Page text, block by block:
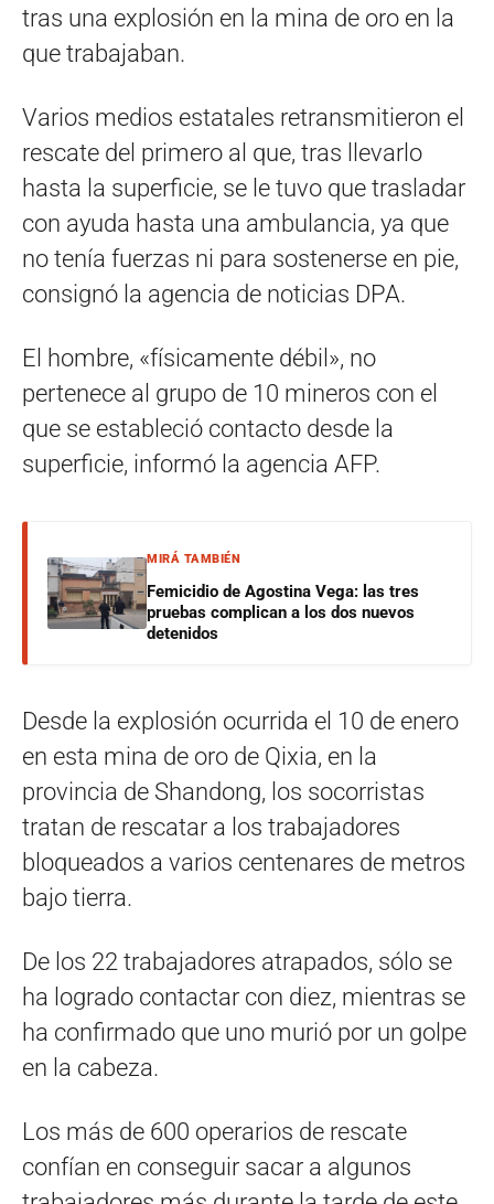
tras una explosión en la mina de oro en la
que trabajaban.
Varios medios estatales retransmitieron el
rescate del primero al que, tras llevarlo
hasta la superficie, se le tuvo que trasladar
con ayuda hasta una ambulancia, ya que
no tenía fuerzas ni para sostenerse en pie,
consignó la agencia de noticias DPA.
El hombre, «físicamente débil», no
pertenece al grupo de 10 mineros con el
que se estableció contacto desde la
superficie, informó la agencia AFP.
MIRÁ TAMBIÉN
Femicidio de Agostina Vega: las tres
pruebas complican a los dos nuevos
detenidos
Desde la explosión ocurrida el 10 de enero
en esta mina de oro de Qixia, en la
provincia de Shandong, los socorristas
tratan de rescatar a los trabajadores
bloqueados a varios centenares de metros
bajo tierra.
De los 22 trabajadores atrapados, sólo se
ha logrado contactar con diez, mientras se
ha confirmado que uno murió por un golpe
en la cabeza.
Los más de 600 operarios de rescate
confían en conseguir sacar a algunos